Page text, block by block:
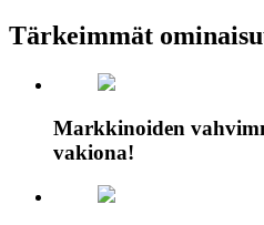
Tärkeimmät
Markkinoiden
vakiona!